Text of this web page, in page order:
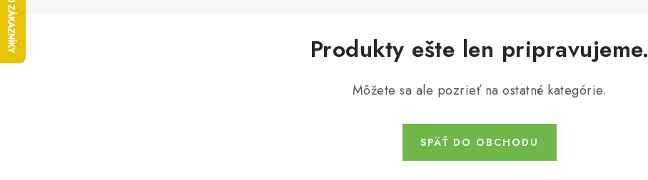
Produkty ešte len pripravujeme.
Môžete sa ale pozrieť na ostatné kategórie.
SPÄŤ DO OBCHODU